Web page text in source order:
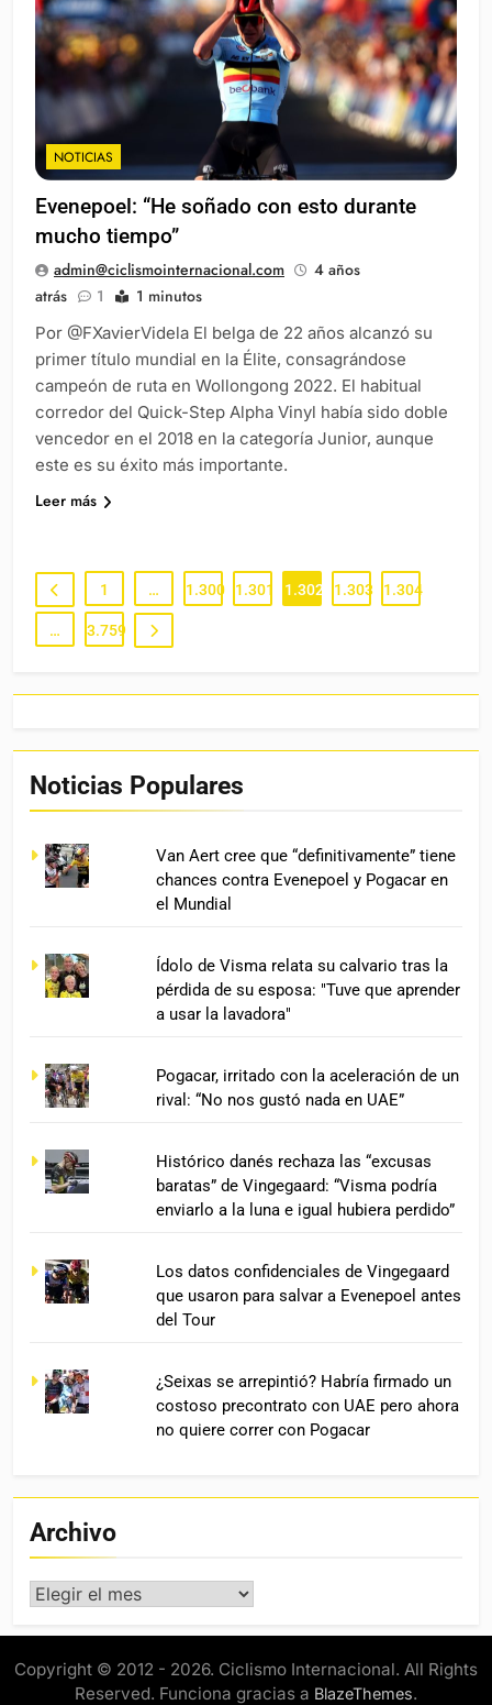
NOTICIAS
Evenepoel: “He soñado con esto durante
mucho tiempo”
admin@ciclismointernacional.com
4 años
atrás
1 1 minutos
Por @FXavierVidela El belga de 22 años alcanzó su
primer título mundial en la Élite, consagrándose
campeón de ruta en Wollongong 2022. El habitual
corredor del Quick-Step Alpha Vinyl había sido doble
vencedor en el 2018 en la categoría Junior, aunque
este es su éxito más importante.
Leer más
1 … 1.300 1.301 1.302 1.303 1.304
… 3.759
Noticias Populares
Van Aert cree que “definitivamente” tiene
chances contra Evenepoel y Pogacar en
el Mundial
Ídolo de Visma relata su calvario tras la
pérdida de su esposa: "Tuve que aprender
a usar la lavadora"
Pogacar, irritado con la aceleración de un
rival: “No nos gustó nada en UAE”
Histórico danés rechaza las “excusas
baratas” de Vingegaard: “Visma podría
enviarlo a la luna e igual hubiera perdido”
Los datos confidenciales de Vingegaard
que usaron para salvar a Evenepoel antes
del Tour
¿Seixas se arrepintió? Habría firmado un
costoso precontrato con UAE pero ahora
no quiere correr con Pogacar
Archivo
Archivo
Copyright © 2012 - 2026. Ciclismo Internacional. All Rights
Reserved. Funciona gracias a BlazeThemes.